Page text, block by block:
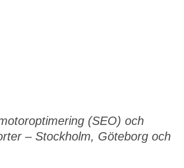
(SEO) och
– Stockholm, Göteborg och